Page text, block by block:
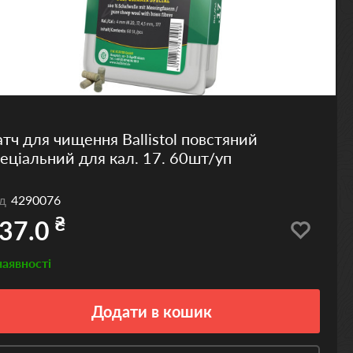
для чищення Ballistol повстяний
для кал. 17. 60шт/уп
4290076
₴
Додати в кошик